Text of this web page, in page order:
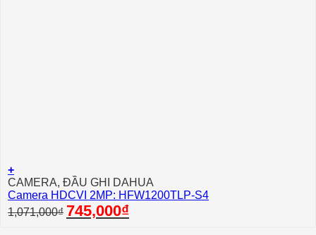
+
CAMERA, ĐẦU GHI DAHUA
Camera HDCVI 2MP: HFW1200TLP-S4
1,071,000₫ Giá
gốc
745,000₫Giá
hiện